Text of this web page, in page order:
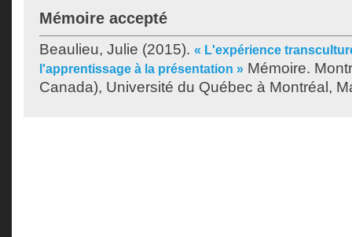
Mémoire accepté
Beaulieu, Julie (2015). « L'expérience
l'apprentissage à la présentation » Mémoire.
Canada), Université du Québec à Montréal,